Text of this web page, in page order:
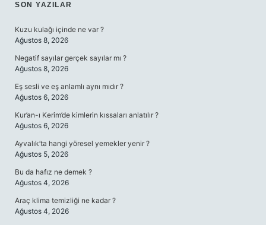
SIDEBAR
SON YAZILAR
Kuzu kulağı içinde ne var ?
Ağustos 8, 2026
Negatif sayılar gerçek sayılar mı ?
Ağustos 8, 2026
Eş sesli ve eş anlamlı aynı mıdır ?
Ağustos 6, 2026
Kur’an-ı Kerim’de kimlerin kıssaları anlatılır ?
Ağustos 6, 2026
Ayvalık’ta hangi yöresel yemekler yenir ?
Ağustos 5, 2026
Bu da hafız ne demek ?
Ağustos 4, 2026
Araç klima temizliği ne kadar ?
Ağustos 4, 2026